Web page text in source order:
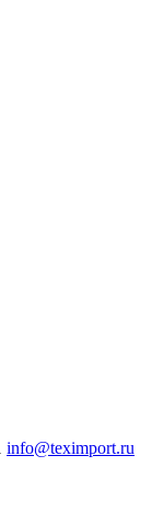
info@teximport.ru